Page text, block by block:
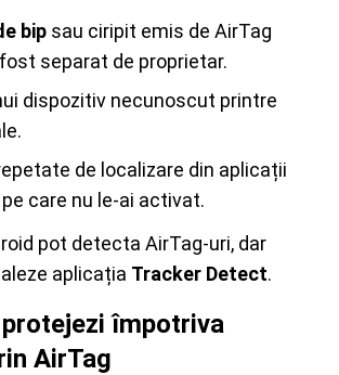
bip sau ciripit emis de AirTag
separat de proprietar.
dispozitiv necunoscut printre
de localizare din aplicații
care nu le-ai activat.
pot detecta AirTag-uri, dar
aplicația Tracker Detect.
împotriva
AirTag